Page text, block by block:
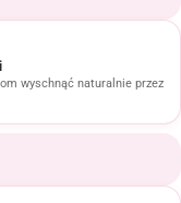
wyschnąć naturalnie przez